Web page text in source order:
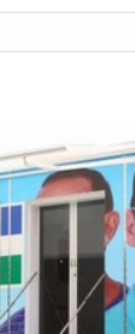
da Língua